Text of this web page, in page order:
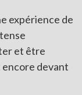
expérience de
et être
encore devant